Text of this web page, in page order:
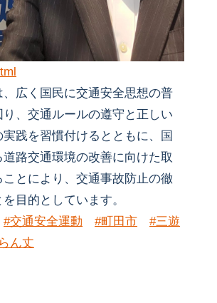
広く国民に交通安全思想の普
り、交通ルールの遵守と正しい
践を習慣付けるとともに、国
道路交通環境の改善に向けた取
とにより、交通事故防止の徹
目的としています。
#交通安全運動 #町田市
#三遊
ん丈